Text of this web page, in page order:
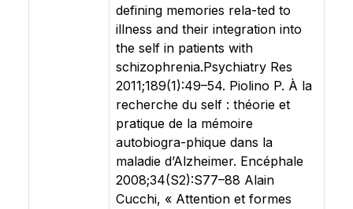
defining memories rela-ted to
illness and their integration into
the self in patients with
schizophrenia.Psychiatry Res
2011;189(1):49–54. Piolino P. À la
recherche du self : théorie et
pratique de la mémoire
autobiogra-phique dans la
maladie d’Alzheimer. Encéphale
2008;34(S2):S77–88 Alain
Cucchi, « Attention et formes